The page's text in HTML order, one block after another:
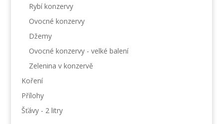
Rybí konzervy
Ovocné konzervy
Džemy
Ovocné konzervy - velké balení
Zelenina v konzervě
Koření
Přílohy
Šťávy - 2 litry